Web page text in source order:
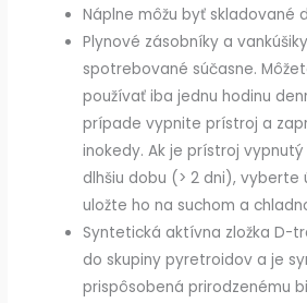
Náplne môžu byť skladované
Plynové zásobníky a
spotrebované súčasne.
používať iba jednu hodinu
prípade vypnite prístroj a
inokedy. Ak je prístroj
dlhšiu dobu (> 2 dni), vyberte
uložte ho na suchom a
Syntetická aktívna zložka D-
do skupiny pyretroidov a je
prispôsobená prirodzenému